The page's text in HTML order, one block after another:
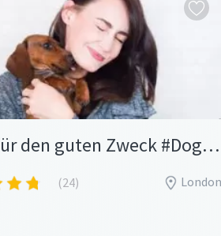
Gassi für den guten Zweck #Dogsharing
(24) London